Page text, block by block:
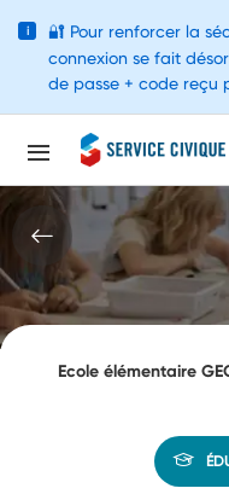
Ecole élémentaire
i 🔐 Pour renforcer la
connexion se fait
de passe + code reçu